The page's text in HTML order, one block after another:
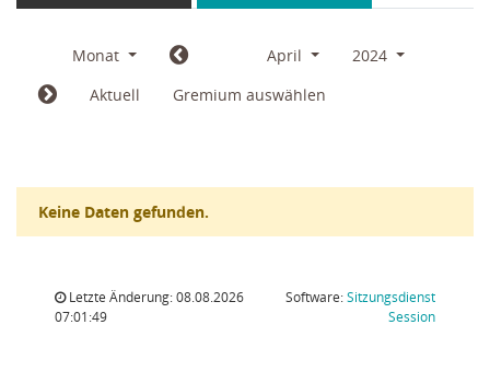
Monat April
2024
Aktuell
Gremium auswählen
Keine Daten gefunden.
Letzte Änderung: 08.08.2026
07:01:49
Software:Sitzungsdienst
Session(Wird in